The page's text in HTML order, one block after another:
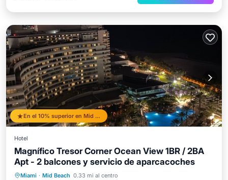
En el 10% superior en Mid Beach
Hotel
Magnífico Tresor Corner Ocean View 1BR / 2BA
Apt - 2 balcones y servicio de aparcacoches
Miami · Mid Beach 0.33 mi al centro
Bañera de hidromasaje